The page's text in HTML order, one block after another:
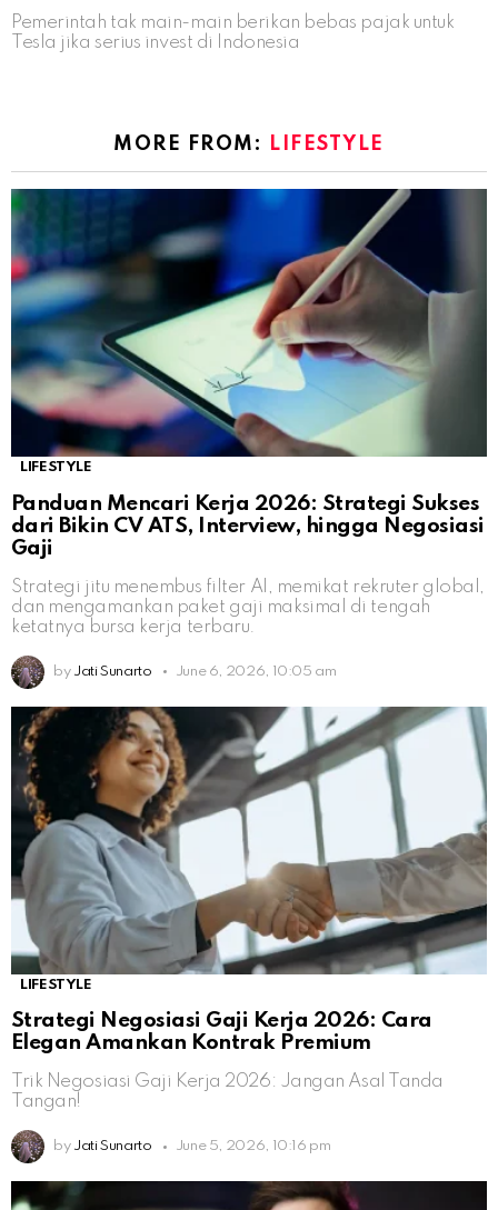
Pemerintah tak main-main berikan bebas pajak untuk
Tesla jika serius invest di Indonesia
MORE FROM: LIFESTYLE
LIFESTYLE
Panduan Mencari Kerja 2026: Strategi Sukses
dari Bikin CV ATS, Interview, hingga Negosiasi
Gaji
Strategi jitu menembus filter AI, memikat rekruter global,
dan mengamankan paket gaji maksimal di tengah
ketatnya bursa kerja terbaru.
by Jati Sunarto June 6, 2026, 10:05 am
LIFESTYLE
Strategi Negosiasi Gaji Kerja 2026: Cara
Elegan Amankan Kontrak Premium
Trik Negosiasi Gaji Kerja 2026: Jangan Asal Tanda
Tangan!
by Jati Sunarto June 5, 2026, 10:16 pm